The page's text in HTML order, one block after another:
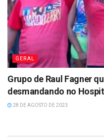
GERAL
Grupo de Raul Fagner
desmandando no
28 DE AGOSTO DE 2023